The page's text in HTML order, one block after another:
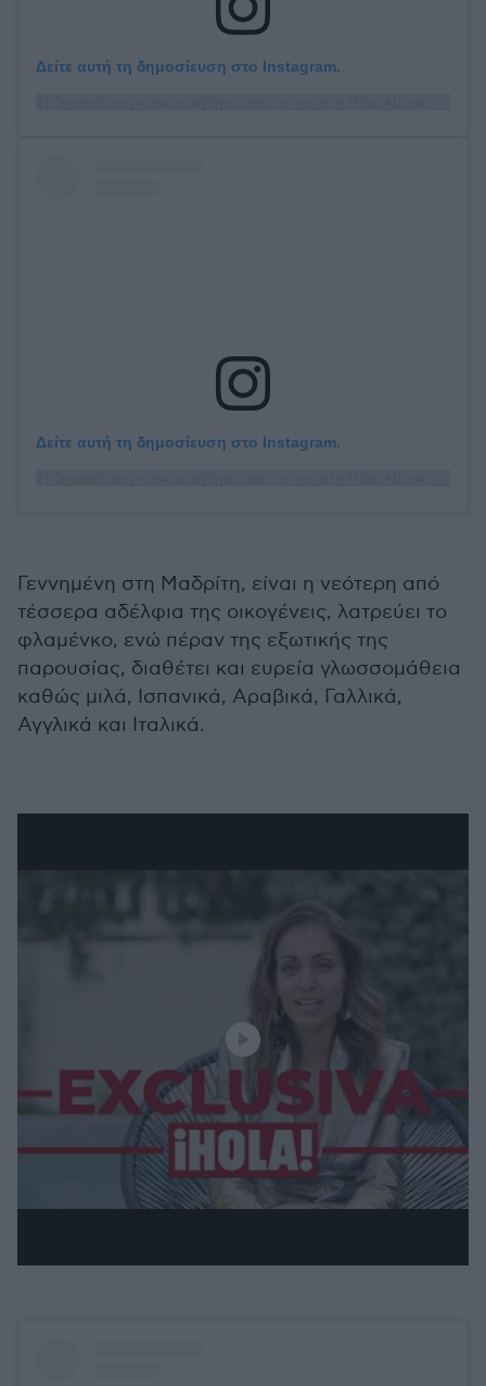
Δείτε αυτή τη δημοσίευση στο Instagram.
Δείτε αυτή τη δημοσίευση στο Instagram.
Γεννημένη στη Μαδρίτη, είναι η νεότερη από
τέσσερα αδέλφια της οικογένεις, λατρεύει το
φλαμένκο, ενώ πέραν της εξωτικής της
παρουσίας, διαθέτει και ευρεία γλωσσομάθεια
καθώς μιλά, Ισπανικά, Αραβικά, Γαλλικά,
Αγγλικά και Ιταλικά.